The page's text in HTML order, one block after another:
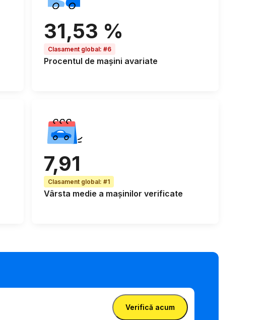
31,53 %
Clasament global:#6
Procentul de mașini avariate
7,91
Clasament global:#1
Vârsta medie a mașinilor verificate
Verifică acum